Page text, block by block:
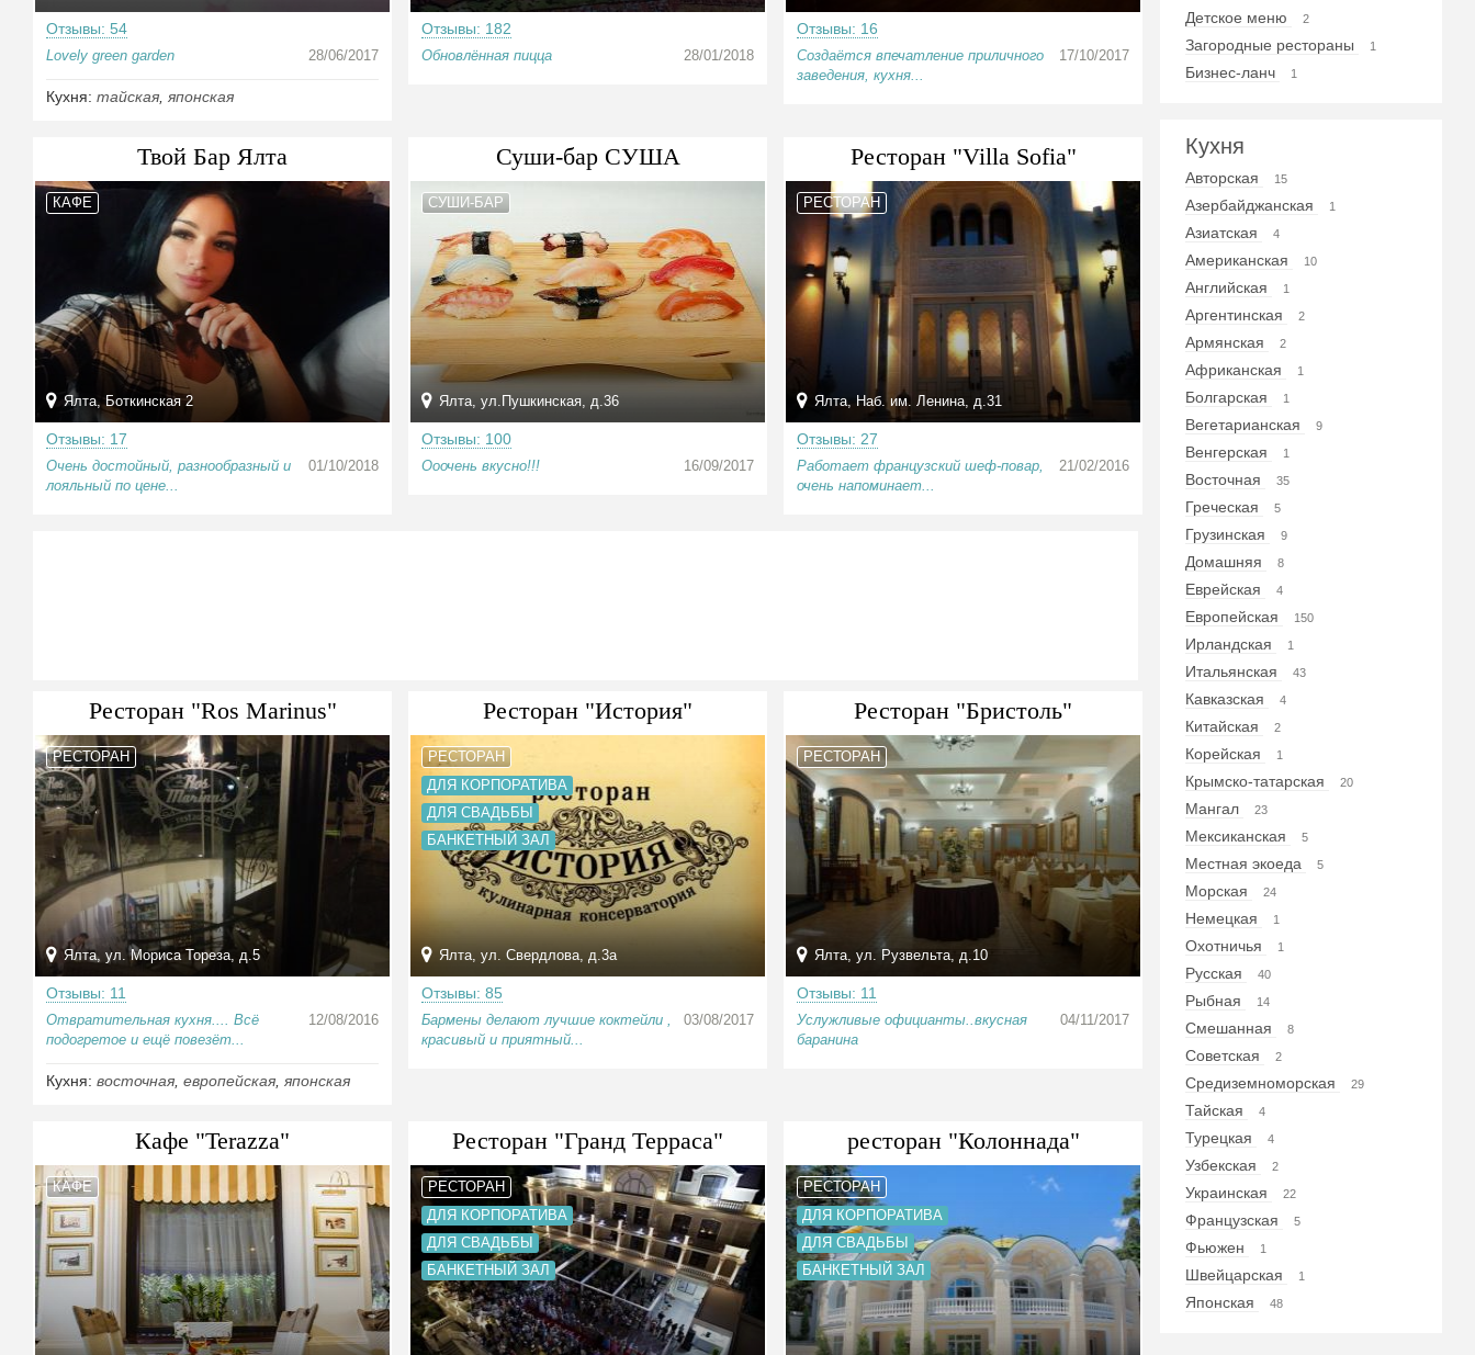
Отзывы: 54
Lovely green garden 28/06/2017
Кухня: тайская японская
Отзывы: 182
Обновлённая пицца 28/01/2018
Отзывы: 16
Создаётся впечатление приличного
заведения, кухня...
17/10/2017
Твой Бар Ялта
КАФЕ
Ялта, Боткинская 2
Отзывы: 17
Очень достойный, разнообразный и
лояльный по цене...
01/10/2018
Суши-бар СУША
СУШИ-БАР
Ялта, ул.Пушкинская, д.36
Отзывы: 100
Ооочень вкусно!!! 16/09/2017
Ресторан "Villa Sofia"
РЕСТОРАН
Ялта, Наб. им. Ленина, д.31
Отзывы: 27
Работает французский шеф-повар,
очень напоминает...
21/02/2016
Ресторан "Ros Marinus"
РЕСТОРАН
Ялта, ул. Мориса Тореза, д.5
Отзывы: 11
Отвратительная кухня.... Всё
подогретое и ещё повезёт...
12/08/2016
Кухня: восточная европейская японская
Ресторан "История"
РЕСТОРАН
ДЛЯ КОРПОРАТИВА
ДЛЯ СВАДЬБЫ
БАНКЕТНЫЙ ЗАЛ
Ялта, ул. Свердлова, д.3а
Отзывы: 85
Бармены делают лучшие коктейли ,
красивый и приятный...
03/08/2017
Ресторан "Бристоль"
РЕСТОРАН
Ялта, ул. Рузвельта, д.10
Отзывы: 11
Услужливые официанты..вкусная
баранина
04/11/2017
Кафе "Terazza"
КАФЕ
Ресторан "Гранд Терраса"
РЕСТОРАН
ДЛЯ КОРПОРАТИВА
ДЛЯ СВАДЬБЫ
БАНКЕТНЫЙ ЗАЛ
ресторан "Колоннада"
РЕСТОРАН
ДЛЯ КОРПОРАТИВА
ДЛЯ СВАДЬБЫ
БАНКЕТНЫЙ ЗАЛ
Детское меню 2
Загородные рестораны 1
Бизнес-ланч 1
Кухня
Авторская 15
Азербайджанская 1
Азиатская 4
Американская 10
Английская 1
Аргентинская 2
Армянская 2
Африканская 1
Болгарская 1
Вегетарианская 9
Венгерская 1
Восточная 35
Греческая 5
Грузинская 9
Домашняя 8
Еврейская 4
Европейская 150
Ирландская 1
Итальянская 43
Кавказская 4
Китайская 2
Корейская 1
Крымско-татарская 20
Мангал 23
Мексиканская 5
Местная экоеда 5
Морская 24
Немецкая 1
Охотничья 1
Русская 40
Рыбная 14
Смешанная 8
Советская 2
Средиземноморская 29
Тайская 4
Турецкая 4
Узбекская 2
Украинская 22
Французская 5
Фьюжен 1
Швейцарская 1
Японская 48